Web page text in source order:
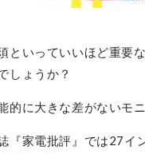
といっていいほど重要
しょうか？
的に大きな差がないモ
『家電批評』では27イ